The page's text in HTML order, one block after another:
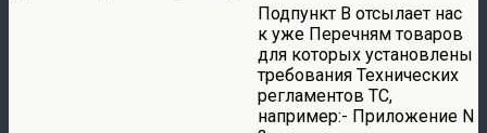
Подпункт В отсылает нас
к уже Перечням товаров
для которых установлены
требования Технических
регламентов ТС,
например:- Приложение N